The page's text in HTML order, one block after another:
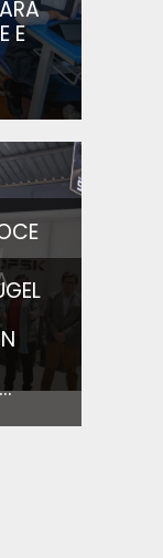
E